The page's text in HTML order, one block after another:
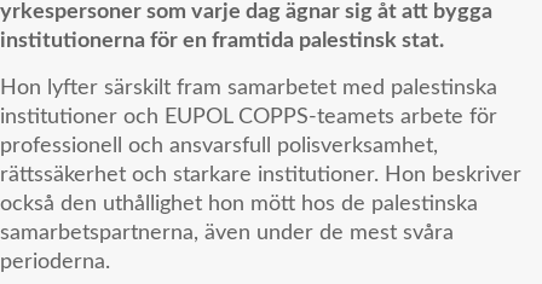
yrkespersoner som varje dag ägnar sig åt att bygga
institutionerna för en framtida palestinsk stat.
Hon lyfter särskilt fram samarbetet med palestinska
institutioner och EUPOL COPPS-teamets arbete för
professionell och ansvarsfull polisverksamhet,
rättssäkerhet och starkare institutioner. Hon beskriver
också den uthållighet hon mött hos de palestinska
samarbetspartnerna, även under de mest svåra
perioderna.